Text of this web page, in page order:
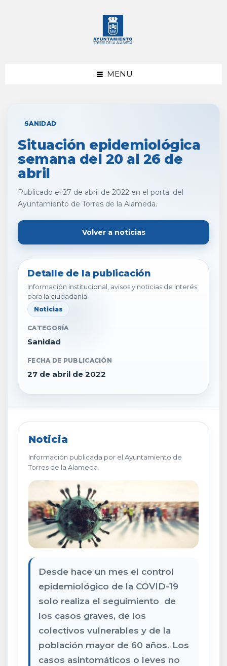
MENU
SANIDAD
Situación epidemiológica
semana del 20 al 26 de
abril
Publicado el 27 de abril de 2022 en el portal del
Ayuntamiento de Torres de la Alameda.
Volver a noticias
Detalle de la publicación
Información institucional, avisos y noticias de interés
para la ciudadanía.
Noticias
CATEGORÍA
Sanidad
FECHA DE PUBLICACIÓN
27 de abril de 2022
Noticia
Información publicada por el Ayuntamiento de
Torres de la Alameda.
Desde hace un mes el control
epidemiológico de la COVID-19
solo realiza el seguimiento de
los casos graves, de los
colectivos vulnerables y de la
población mayor de 60 años. Los
casos asintomáticos o leves no